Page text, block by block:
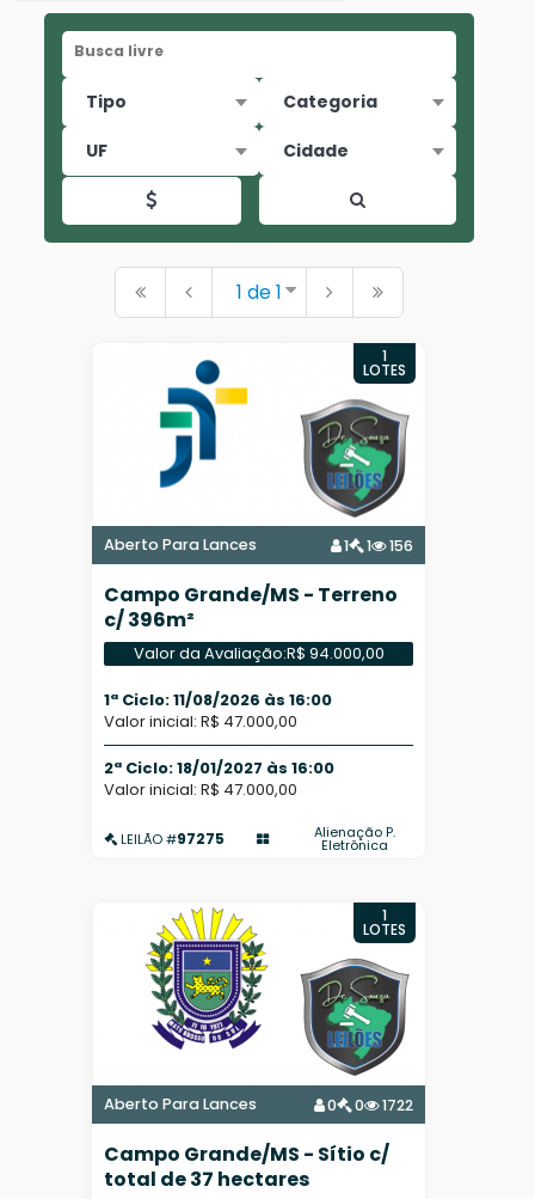
Busca livre
1 de 1
Aberto Para Lances 1 1 156
1
LOTES
Campo Grande/MS - Terreno
c/ 396m²
Valor da Avaliação:R$ 94.000,00
1ª Ciclo: 11/08/2026 às 16:00
Valor inicial: R$ 47.000,00
2ª Ciclo: 18/01/2027 às 16:00
Valor inicial: R$ 47.000,00
LEILÃO #97275 Alienação P.
Eletrônica
Aberto Para Lances 0 0 1722
1
LOTES
Campo Grande/MS - Sítio c/
total de 37 hectares